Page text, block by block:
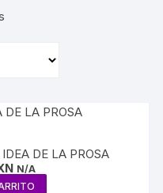
DE LA PROSA
N/A